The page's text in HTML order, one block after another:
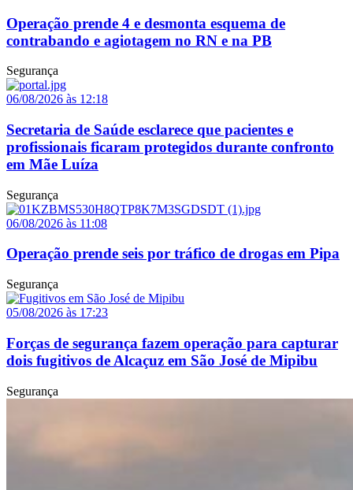
Operação prende 4 e desmonta esquema de
contrabando e agiotagem no RN e na PB
Segurança
06/08/2026 às 12:18
Secretaria de Saúde esclarece que pacientes e
profissionais ficaram protegidos durante confronto
em Mãe Luíza
Segurança
06/08/2026 às 11:08
Operação prende seis por tráfico de drogas em Pipa
Segurança
05/08/2026 às 17:23
Forças de segurança fazem operação para capturar
dois fugitivos de Alcaçuz em São José de Mipibu
Segurança